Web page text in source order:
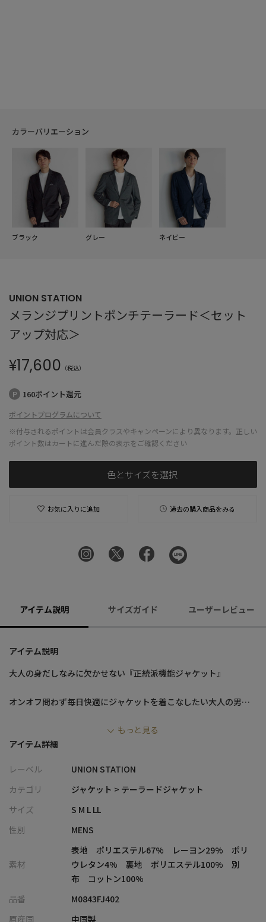
カラーバリエーション
ブラック グレー ネイビー
UNION STATION
メランジプリントポンチテーラード＜セット
アップ対応＞
¥17,600 （税込）
160ポイント還元
ポイントプログラムについて
※付与されるポイントは会員クラスやキャンペーンにより異なります。正しい
ポイント数はカートに進んだ際の表示をご確認ください
色とサイズを選択
お気に入りに追加 過去の購入商品をみる
アイテム説明 サイズガイド ユーザーレビュー
アイテム説明
大人の身だしなみに欠かせない『正統派機能ジャケット』
オンオフ問わず毎日快適にジャケットを着こなしたい大人の男性
機能素材で程よくドレスダウンしながらも、由緒正しきテーラー
ドのこだわりが細部に詰まった逸品。
【素材/デザイン】
を与えたテーラードジャケット。
ストレッチ性に優れ、驚くほど快適な着心地と本切羽など本格的
なディテールで他と差がつきます。
同素材のパンツと合わせてセットアップでの着用も可能。
大人の色気ただようペイズリー柄の別布使いや胸ポケットからチ
もっと見る
アイテム詳細
レーベル
UNION STATION
カテゴリ
ジャケット > テーラードジャケット
サイズ
S M L LL
性別
MENS
素材
表地 ポリエステル67% レーヨン29% ポリ
ウレタン4% 裏地 ポリエステル100% 別
布 コットン100%
品番
M0843FJ402
原産国
中国製